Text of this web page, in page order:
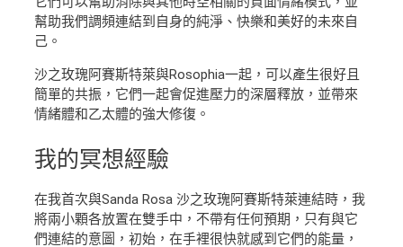
幫助我們調頻連結到自身的純淨、快樂和美好的未來自
己。
沙之玫瑰阿賽斯特萊與Rosophia一起，可以產生很好且
簡單的共振，它們一起會促進壓力的深層釋放，並帶來
情緒體和乙太體的強大修復。
我的冥想經驗
在我首次與Sanda Rosa 沙之玫瑰阿賽斯特萊連結時，我
將兩小顆各放置在雙手中，不帶有任何預期，只有與它
們連結的意圖，初始，在手裡很快就感到它們的能量，